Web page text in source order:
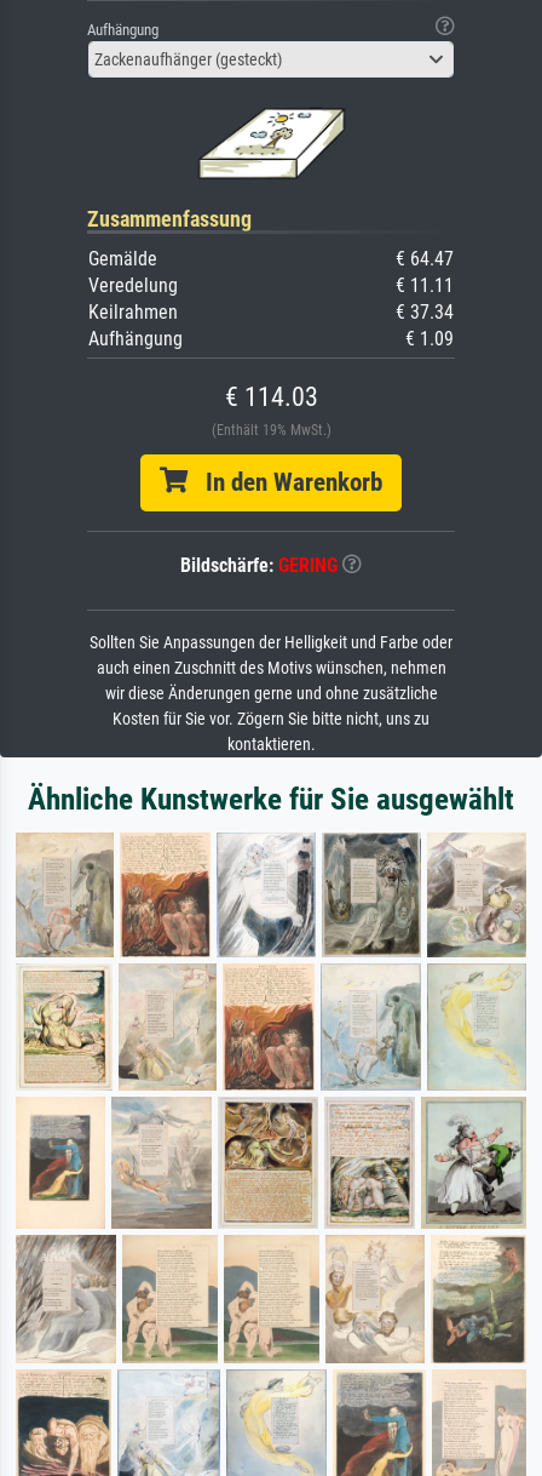
Aufhängung
Zackenaufhänger (gesteckt)
Zusammenfassung
Gemälde
€ 64.47
Veredelung
€ 11.11
Keilrahmen
€ 37.34
Aufhängung
€ 1.09
€ 114.03
(Enthält 19% MwSt.)
In den Warenkorb
Bildschärfe: GERING
Sollten Sie Anpassungen der Helligkeit und Farbe oder
auch einen Zuschnitt des Motivs wünschen, nehmen
wir diese Änderungen gerne und ohne zusätzliche
Kosten für Sie vor. Zögern Sie bitte nicht, uns zu
kontaktieren.
Ähnliche Kunstwerke für Sie ausgewählt